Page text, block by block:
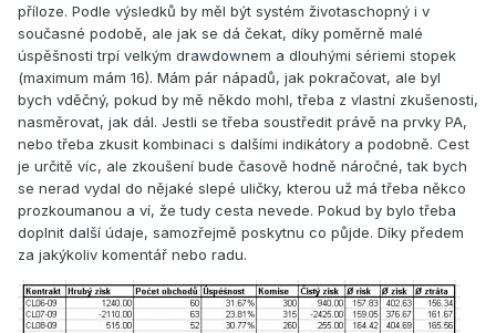
příloze. Podle výsledků by měl být systém životaschopný i v
současné podobě, ale jak se dá čekat, díky poměrně malé
úspěšnosti trpí velkým drawdownem a dlouhými sériemi stopek
(maximum mám 16). Mám pár nápadů, jak pokračovat, ale byl
bych vděčný, pokud by mě někdo mohl, třeba z vlastní zkušenosti,
nasměrovat, jak dál. Jestli se třeba soustředit právě na prvky PA,
nebo třeba zkusit kombinaci s dalšími indikátory a podobně. Cest
je určitě víc, ale zkoušení bude časově hodně náročné, tak bych
se nerad vydal do nějaké slepé uličky, kterou už má třeba někco
prozkoumanou a ví, že tudy cesta nevede. Pokud by bylo třeba
doplnit další údaje, samozřejmě poskytnu co půjde. Díky předem
za jakýkoliv komentář nebo radu.